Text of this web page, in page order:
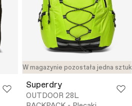
W magazynie pozostała jedna
Superdry
OUTDOOR 28L